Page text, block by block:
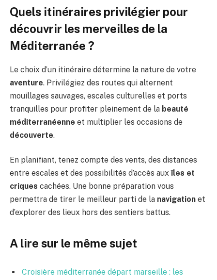
Quels itinéraires privilégier pour
découvrir les merveilles de la
Méditerranée ?
Le choix d’un itinéraire détermine la nature de votre
aventure. Privilégiez des routes qui alternent
mouillages sauvages, escales culturelles et ports
tranquilles pour profiter pleinement de la beauté
méditerranéenne et multiplier les occasions de
découverte.
En planifiant, tenez compte des vents, des distances
entre escales et des possibilités d’accès auxîles et
criques cachées. Une bonne préparation vous
permettra de tirer le meilleur parti de la navigation et
d’explorer des lieux hors des sentiers battus.
A lire sur le même sujet
Croisière méditerranée départ marseille : les